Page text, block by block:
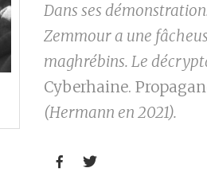
Dans ses
Zemmour a une
maghrébins. Le
Cyberhaine.
(Hermann en 2021).
 